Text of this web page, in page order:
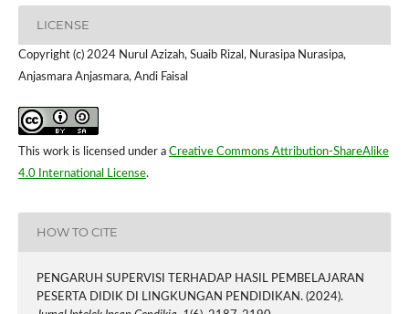
LICENSE
Copyright (c) 2024 Nurul Azizah, Suaib Rizal, Nurasipa Nurasipa,
Anjasmara Anjasmara, Andi Faisal
This work is licensed under a Creative Commons Attribution-ShareAlike
4.0 International License.
HOW TO CITE
PENGARUH SUPERVISI TERHADAP HASIL PEMBELAJARAN
PESERTA DIDIK DI LINGKUNGAN PENDIDIKAN. (2024).